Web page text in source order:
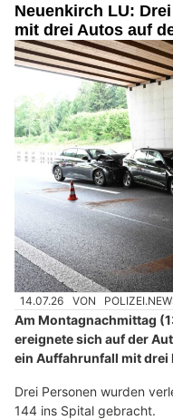
Neuenkirch LU:
mit drei Autos auf
14.07.26 VON
Am Montagnachmittag
ereignete sich auf der
ein Auffahrunfall mit drei
Drei Personen wurden
144 ins Spital gebracht.